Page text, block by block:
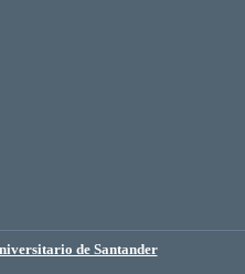
de Santander